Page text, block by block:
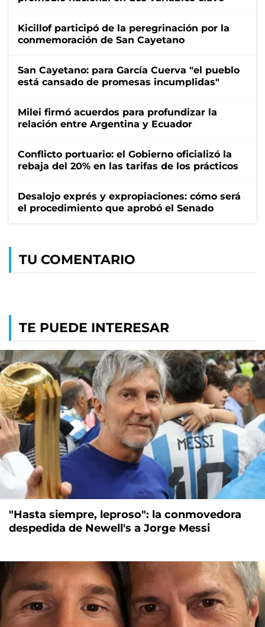
Kicillof participó de la peregrinación por la
conmemoración de San Cayetano
San Cayetano: para García Cuerva "el pueblo
está cansado de promesas incumplidas"
Milei firmó acuerdos para profundizar la
relación entre Argentina y Ecuador
Conflicto portuario: el Gobierno oficializó la
rebaja del 20% en las tarifas de los prácticos
Desalojo exprés y expropiaciones: cómo será
el procedimiento que aprobó el Senado
TU COMENTARIO
TE PUEDE INTERESAR
"Hasta siempre, leproso": la conmovedora
despedida de Newell's a Jorge Messi